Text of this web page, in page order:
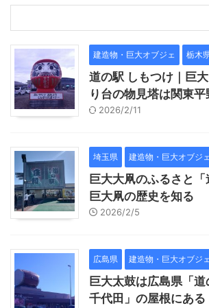
建造物・巨大オブジェ 栃木
道の駅 しもつけ｜巨
り台の物見塔は関東平
2026/2/11
埼玉県 建造物・巨大オブジ
巨大大凧のふるさと
巨大凧の歴史を知る
2026/2/5
広島県 建造物・巨大オブジ
巨大太鼓は広島県「
千代田」の屋根にある